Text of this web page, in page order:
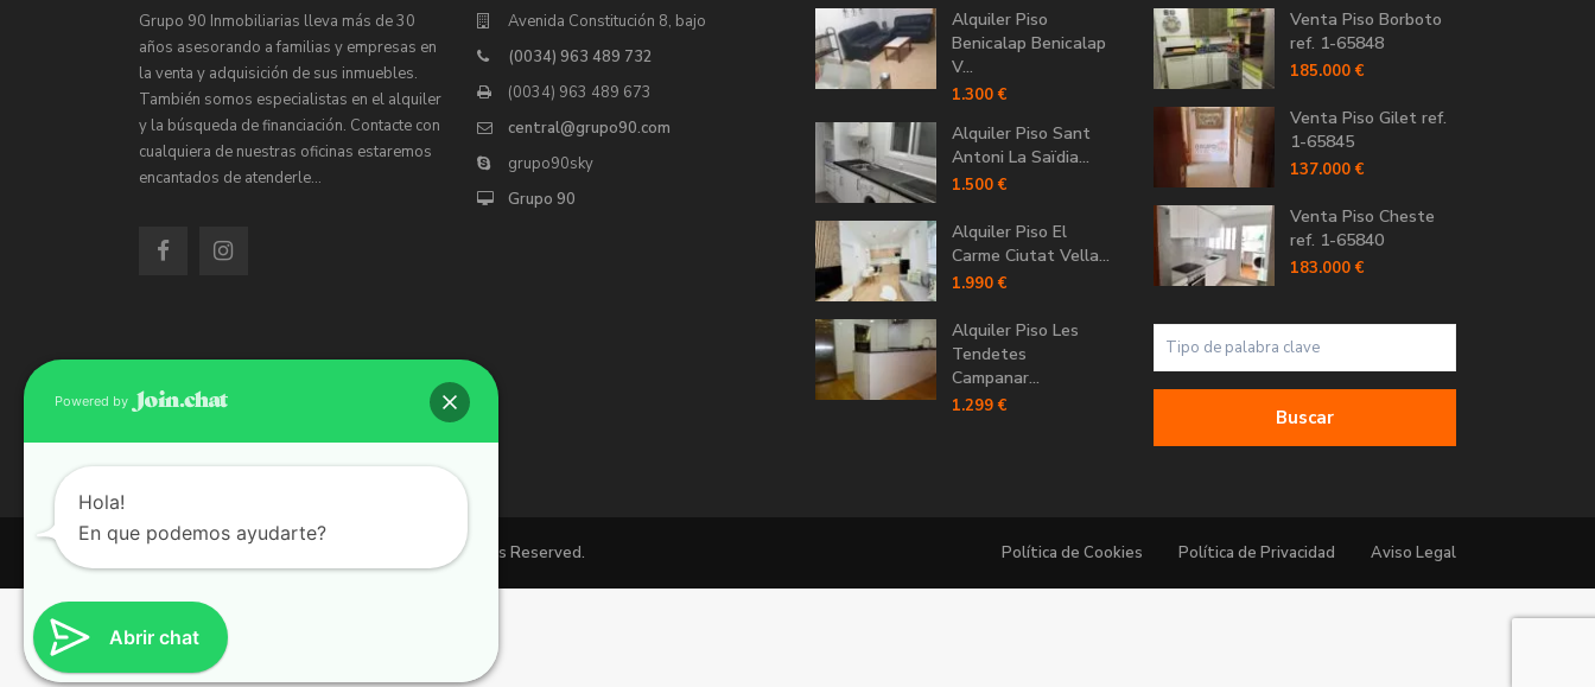
Grupo 90 Inmobiliarias lleva más de 30
años asesorando a familias y empresas en
la venta y adquisición de sus inmuebles.
También somos especialistas en el alquiler
y la búsqueda de financiación. Contacte con
cualquiera de nuestras oficinas estaremos
encantados de atenderle…
Avenida Constitución 8, bajo
(0034) 963 489 732
(0034) 963 489 673
central@grupo90.com
grupo90sky
Grupo 90
Alquiler Piso
Benicalap Benicalap
V...
1.300 €
Alquiler Piso Sant
Antoni La Saïdia...
1.500 €
Alquiler Piso El
Carme Ciutat Vella...
1.990 €
Alquiler Piso Les
Tendetes
Campanar...
1.299 €
Venta Piso Borboto
ref. 1-65848
185.000 €
Venta Piso Gilet ref.
1-65845
137.000 €
Venta Piso Cheste
ref. 1-65840
183.000 €
Buscar
Copyright 2026 | Grupo 90 inmobiliarias. All Rights Reserved. Política de Cookies Política de Privacidad Aviso Legal
Abrir chat
Powered by
Hola!
En que podemos ayudarte?